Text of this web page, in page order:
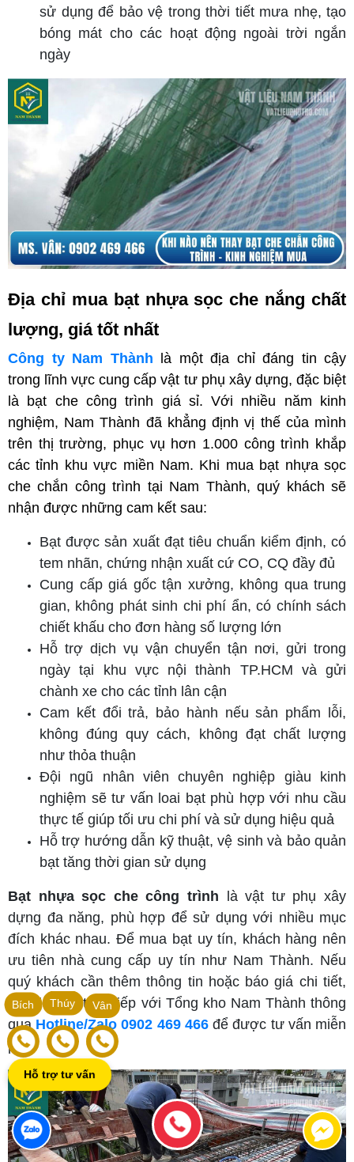
sử dụng để bảo vệ trong thời tiết mưa nhẹ, tạo
bóng mát cho các hoạt động ngoài trời ngắn
ngày
Địa chỉ mua bạt nhựa sọc che nắng chất
lượng, giá tốt nhất
Công ty Nam Thành là một địa chỉ đáng tin cậy
trong lĩnh vực cung cấp vật tư phụ xây dựng, đặc biệt
là bạt che công trình giá sỉ. Với nhiều năm kinh
nghiệm, Nam Thành đã khẳng định vị thế của mình
trên thị trường, phục vụ hơn 1.000 công trình khắp
các tỉnh khu vực miền Nam. Khi mua bạt nhựa sọc
che chắn công trình tại Nam Thành, quý khách sẽ
nhận được những cam kết sau:
Bạt được sản xuất đạt tiêu chuẩn kiểm định, có
tem nhãn, chứng nhận xuất cứ CO, CQ đầy đủ
Cung cấp giá gốc tận xưởng, không qua trung
gian, không phát sinh chi phí ẩn, có chính sách
chiết khấu cho đơn hàng số lượng lớn
Hỗ trợ dịch vụ vận chuyển tận nơi, gửi trong
ngày tại khu vực nội thành TP.HCM và gửi
chành xe cho các tỉnh lân cận
Cam kết đổi trả, bảo hành nếu sản phẩm lỗi,
không đúng quy cách, không đạt chất lượng
như thỏa thuận
Đội ngũ nhân viên chuyên nghiệp giàu kinh
nghiệm sẽ tư vấn loai bạt phù hợp với nhu cầu
thực tế giúp tối ưu chi phí và sử dụng hiệu quả
Hỗ trợ hướng dẫn kỹ thuật, vệ sinh và bảo quản
bạt tăng thời gian sử dụng
Bạt nhựa sọc che công trình là vật tư phụ xây
dựng đa năng, phù hợp để sử dụng với nhiều mục
đích khác nhau. Để mua bạt uy tín, khách hàng nên
ưu tiên nhà cung cấp uy tín như Nam Thành. Nếu
quý khách cần thêm thông tin hoặc báo giá chi tiết,
hãy liên hệ trực tiếp với Tổng kho Nam Thành thông
quaHotline/Zalo 0902 469 466để được tư vấn miễn
phí.
Vân
Thúy
Bích
Hỗ trợ tư vấn